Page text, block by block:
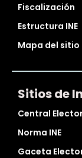
Fiscalización
Estructura INE
Mapa del sitio
Sitios de
Central
Norma INE
Gaceta